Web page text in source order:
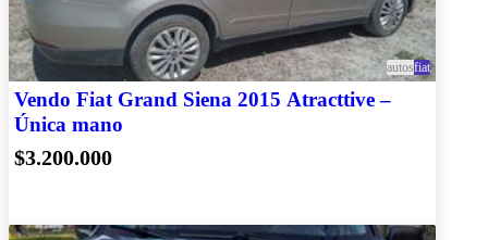
autosfiat
Vendo Fiat Grand Siena 2015 Atracttive –
Única mano
$3.200.000